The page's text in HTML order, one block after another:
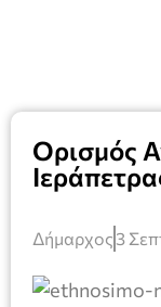
Ορισμός
Δήμαρχος 3